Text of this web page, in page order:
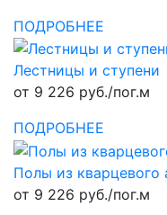
ПОДРОБНЕЕ
Лестницы и ступени
от 9 226 руб./пог.м
ПОДРОБНЕЕ
Полы из кварцевого
от 9 226 руб./пог.м